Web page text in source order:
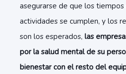
asegurarse de que los
actividades se cumplen, y los
son los esperados, las
por la salud mental de su
bienestar con el resto del